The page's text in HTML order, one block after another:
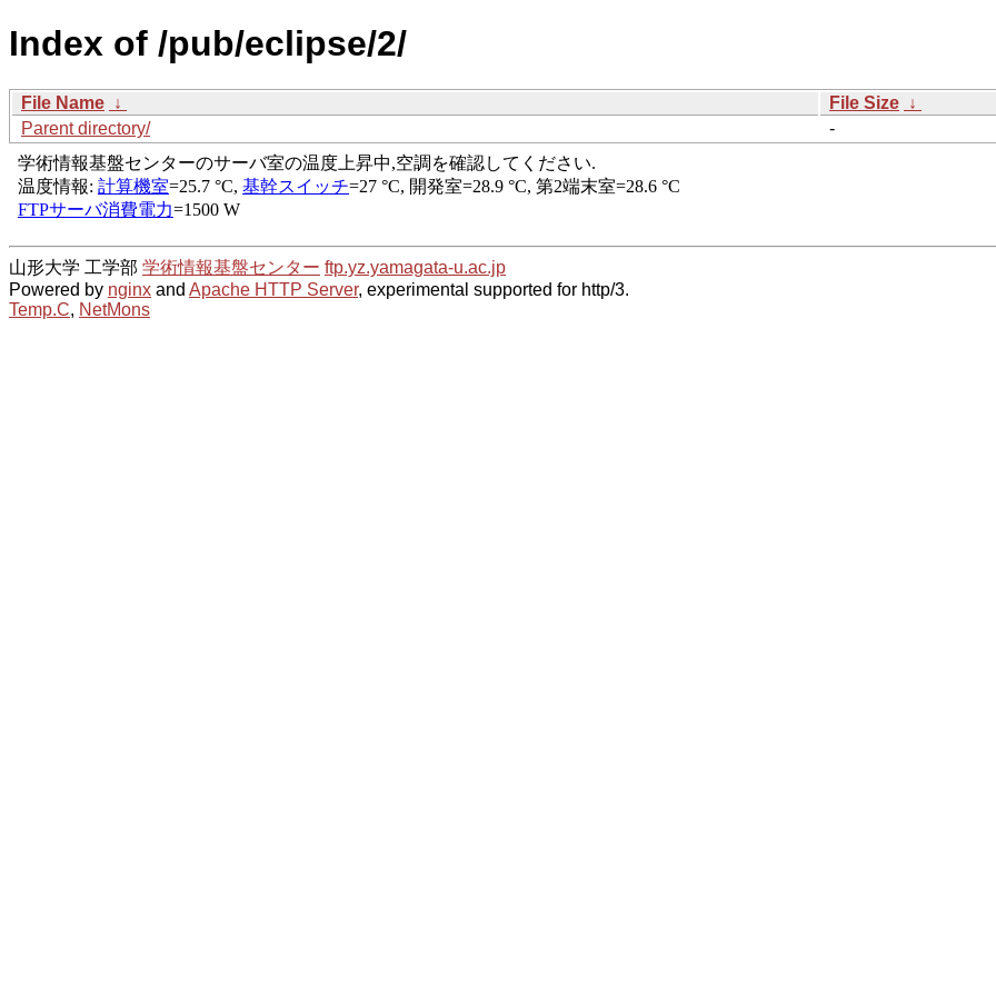
Index of /pub/eclipse/2/
File Name ↓ File Size ↓
Parent directory/
-
山形大学 工学部 学術情報基盤センター ftp.yz.yamagata-u.ac.jp
Powered by nginx and Apache HTTP Server, experimental supported for http/3.
Temp.C, NetMons